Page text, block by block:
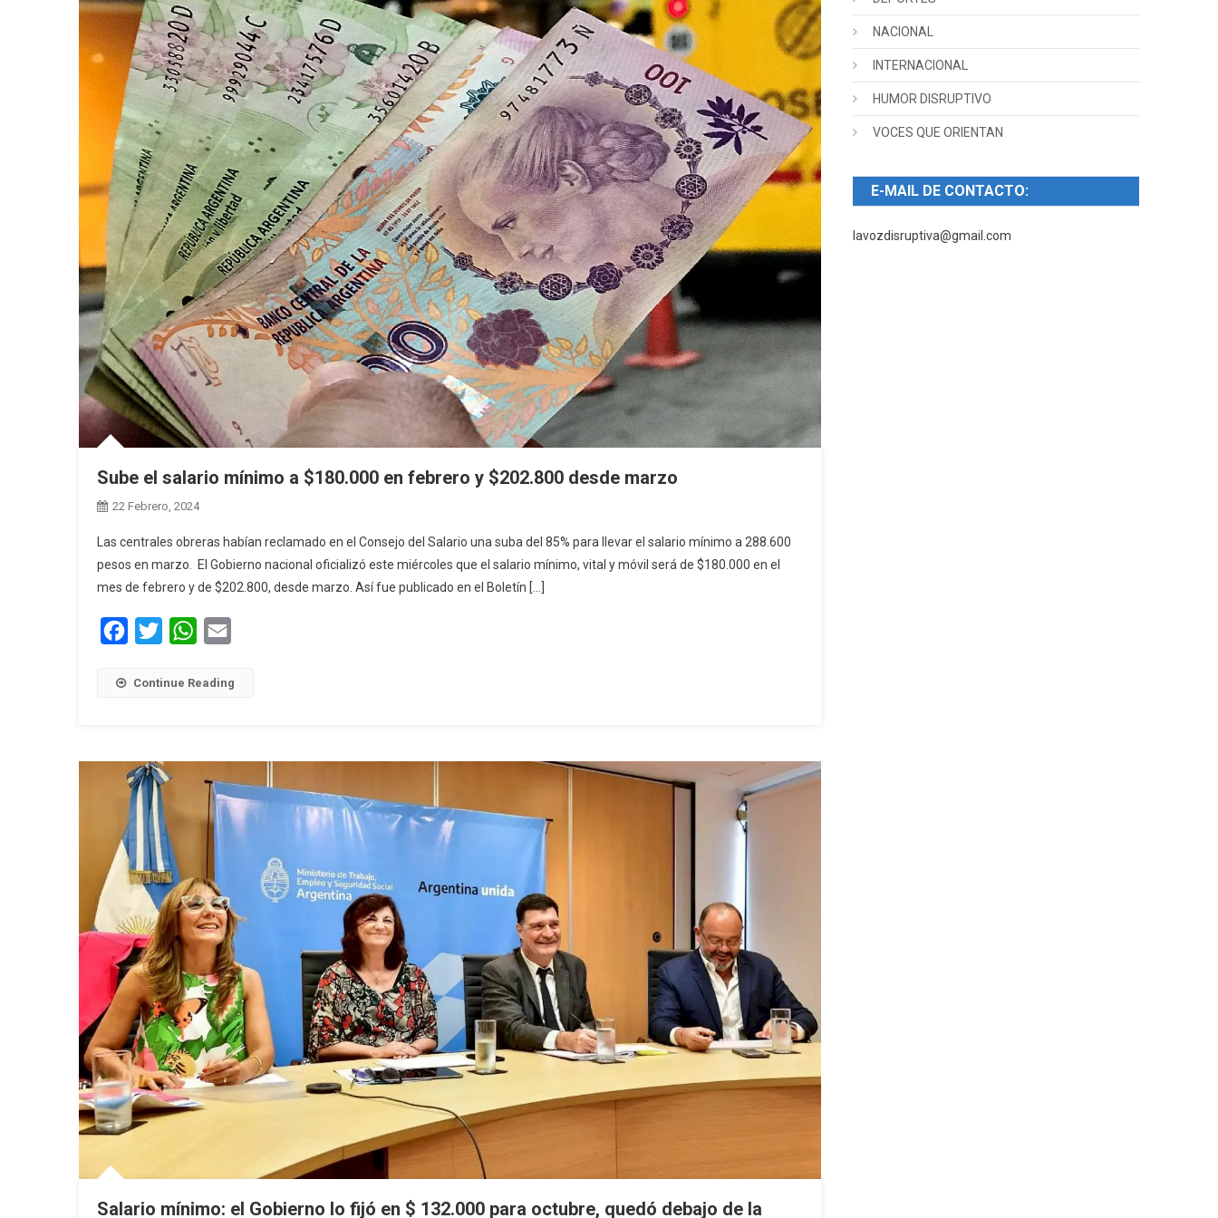
Sube el salario mínimo a $180.000 en febrero y $202.800 desde marzo
22 Febrero, 2024
Las centrales obreras habían reclamado en el Consejo del Salario una suba del 85% para llevar el salario mínimo a 288.600
pesos en marzo. El Gobierno nacional oficializó este miércoles que el salario mínimo, vital y móvil será de $180.000 en el
mes de febrero y de $202.800, desde marzo. Así fue publicado en el Boletín […]
Facebook
Twitter WhatsApp
Continue Reading
Salario mínimo: el Gobierno lo fijó en $ 132.000 para octubre, quedó debajo de la
NACIONAL
INTERNACIONAL
HUMOR DISRUPTIVO
VOCES QUE ORIENTAN
E-MAIL DE CONTACTO:
lavozdisruptiva@gmail.com